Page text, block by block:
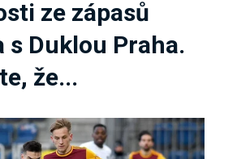
ze zápasů
s Duklou Praha.
že...